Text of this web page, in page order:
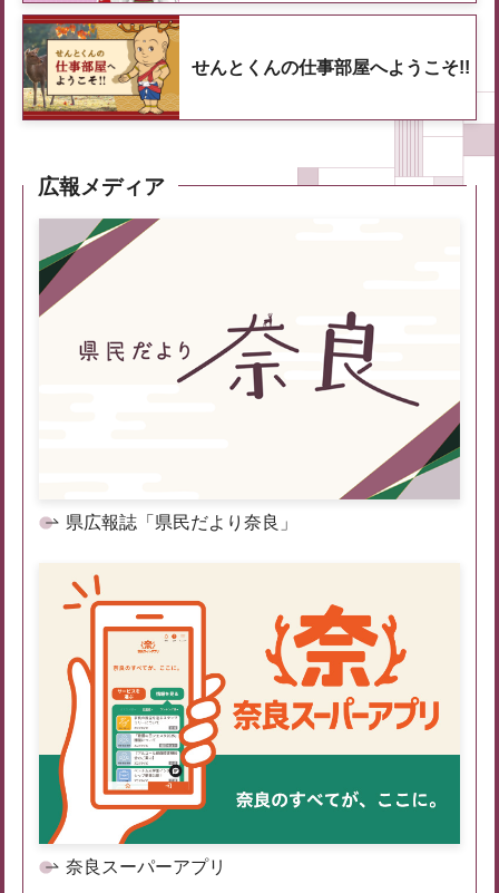
せんとくんの仕事部屋へようこそ!!
広報メディア
県広報誌「県民だより奈良」
奈良スーパーアプリ